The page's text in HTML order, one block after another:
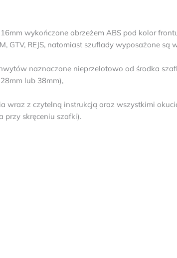
wykończone obrzeżem ABS pod kolor
GTV, REJS, natomiast szuflady wyposażone
naznaczone nieprzelotowo od środka
lub 38mm),
wraz z czytelną instrukcją oraz wszystkimi
skręceniu szafki).